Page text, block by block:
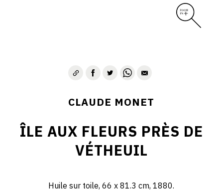
CLAUDE MONET
ÎLE AUX FLEURS PRÈS DE
VÉTHEUIL
Huile sur toile, 66 x 81.3 cm, 1880.